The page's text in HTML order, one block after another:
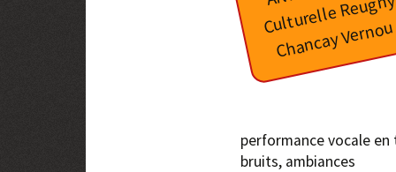
Virgule
Mixture Douce-Amère
ny
u
performance vocale
bruits, ambiances